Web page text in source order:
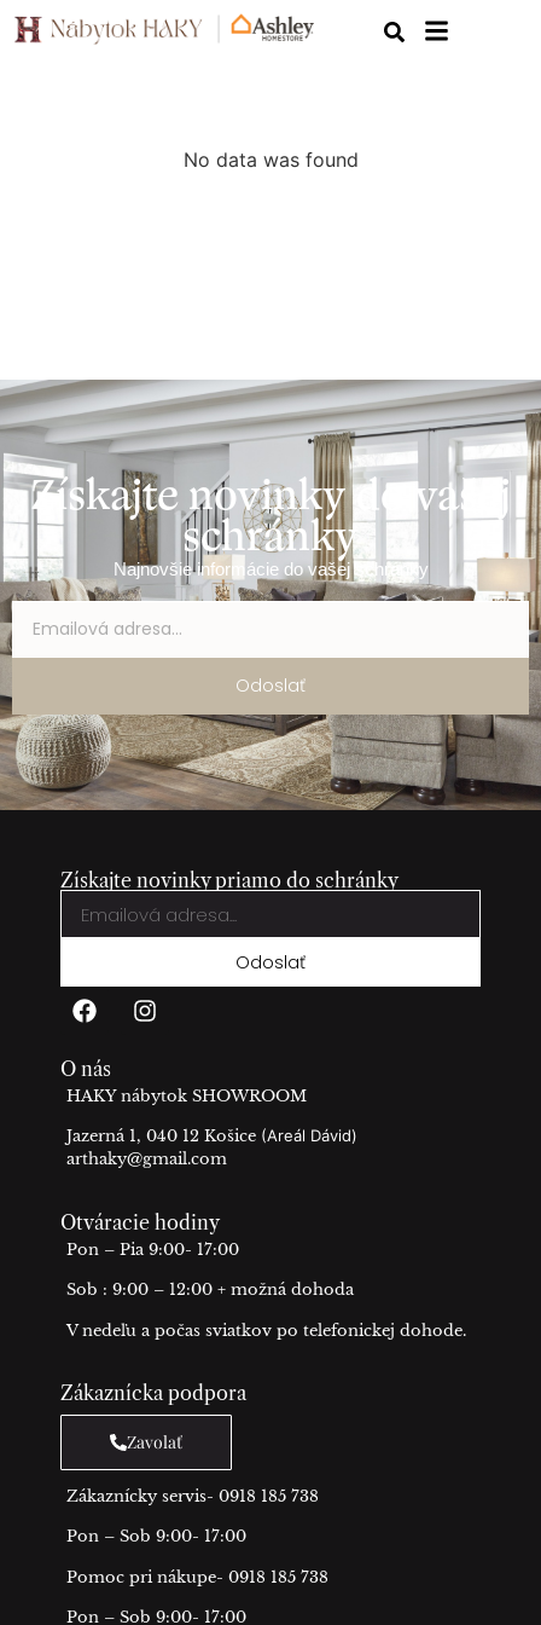
No data was found
Získajte novinky do vašej
schránky
Najnovšie informácie do vašej schránky
Odoslať
Získajte novinky priamo do schránky
Odoslať
O nás
HAKY nábytok SHOWROOM
Jazerná 1, 040 12 Košice (Areál Dávid)
arthaky@gmail.com
Otváracie hodiny
Pon – Pia 9:00- 17:00
Sob : 9:00 – 12:00 + možná dohoda
V nedeľu a počas sviatkov po telefonickej dohode.
Zákaznícka podpora
Zavolať
Zákaznícky servis- 0918 185 738
Pon – Sob 9:00- 17:00
Pomoc pri nákupe- 0918 185 738
Pon – Sob 9:00- 17:00